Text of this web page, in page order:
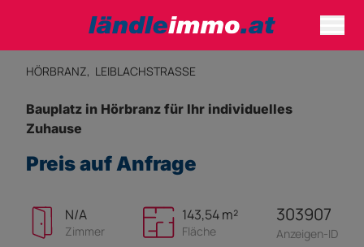
HÖRBRANZ, LEIBLACHSTRASSE
Bauplatz in Hörbranz für Ihr individuelles
Zuhause
Preis auf Anfrage
N/A
Zimmer
143,54 m²
Fläche
303907
Anzeigen-ID